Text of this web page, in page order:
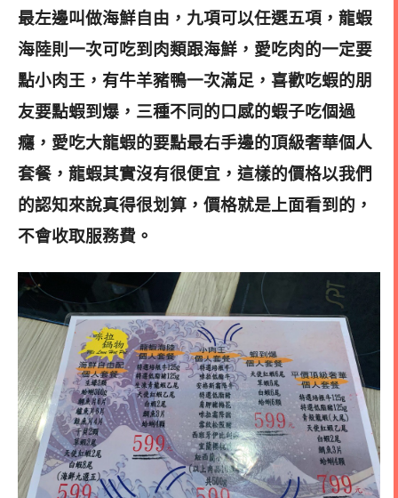
最左邊叫做海鮮自由，九項可以任選五項，龍蝦
海陸則一次可吃到肉類跟海鮮，愛吃肉的一定要
點小肉王，有牛羊豬鴨一次滿足，喜歡吃蝦的朋
友要點蝦到爆，三種不同的口感的蝦子吃個過
癮，愛吃大龍蝦的要點最右手邊的頂級奢華個人
套餐，龍蝦其實沒有很便宜，這樣的價格以我們
的認知來說真得很划算，價格就是上面看到的，
不會收取服務費。